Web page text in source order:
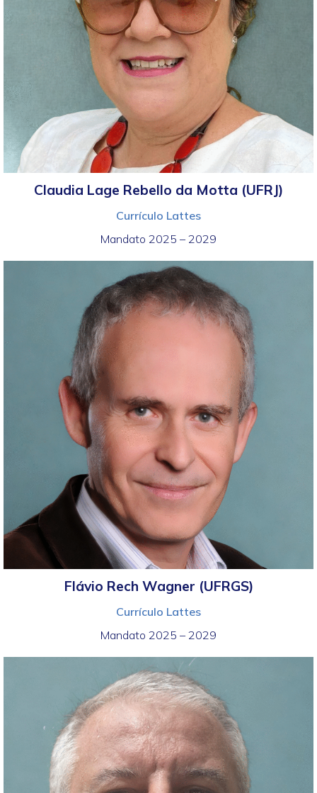
Claudia Lage Rebello da Motta (UFRJ)
Currículo Lattes
Mandato 2025 – 2029
Flávio Rech Wagner (UFRGS)
Currículo Lattes
Mandato 2025 – 2029